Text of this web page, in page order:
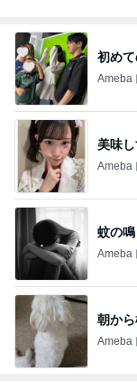
初め
Ameba
美味
Ameba
蚊の
Ameba
朝か
Ameba